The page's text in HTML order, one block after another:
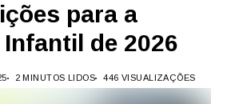
para a
de 2026
2 MINUTOS LIDOS 446 VISUALIZAÇÕES